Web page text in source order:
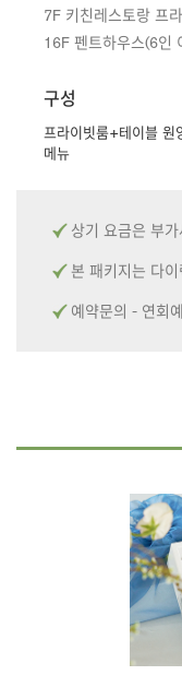
7F 키친레스토랑 프
16F 펜트하우스(6인
구성
프라이빗룸+테이블 원
메뉴
상기 요금은 부
본 패키지는 다
예약문의 - 연회